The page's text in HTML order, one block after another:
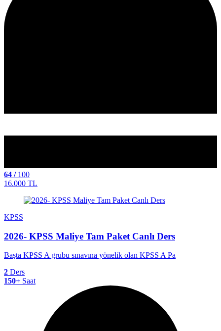
64 / 100
16.000 TL
KPSS
2026- KPSS Maliye Tam Paket Canlı Ders
Başta KPSS A grubu sınavına yönelik olan KPSS A Pa
2 Ders
150+ Saat